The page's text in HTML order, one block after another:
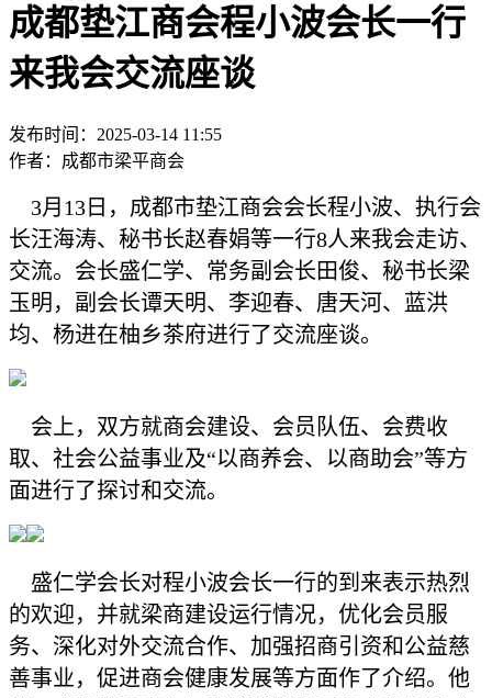
成都垫江商会程小波会长一行
来我会交流座谈
发布时间： 2025-03-14 11:55
作者： 成都市梁平商会
3月13日，成都市垫江商会会长程小波、执行会
长汪海涛、秘书长赵春娟等一行8人来我会走访、
交流。会长盛仁学、常务副会长田俊、秘书长梁
玉明，副会长谭天明、李迎春、唐天河、蓝洪
均、杨进在柚乡茶府进行了交流座谈。
会上，双方就商会建设、会员队伍、会费收
取、社会公益事业及“以商养会、以商助会”等方
面进行了探讨和交流。
盛仁学会长对程小波会长一行的到来表示热烈
的欢迎，并就梁商建设运行情况，优化会员服
务、深化对外交流合作、加强招商引资和公益慈
善事业，促进商会健康发展等方面作了介绍。他